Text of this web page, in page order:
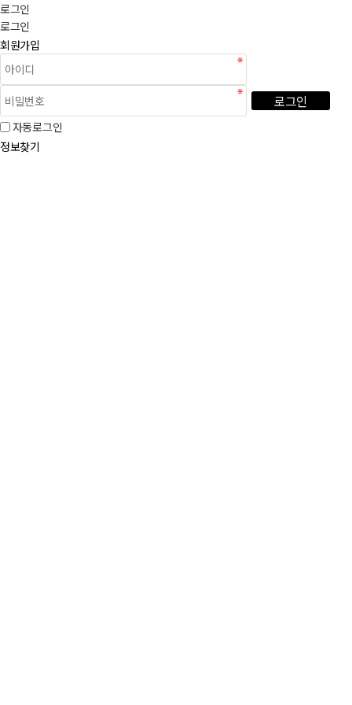
로그인
로그인
회원가입
로그인
자동로그인
정보찾기